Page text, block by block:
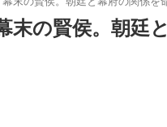
末の賢侯。朝廷